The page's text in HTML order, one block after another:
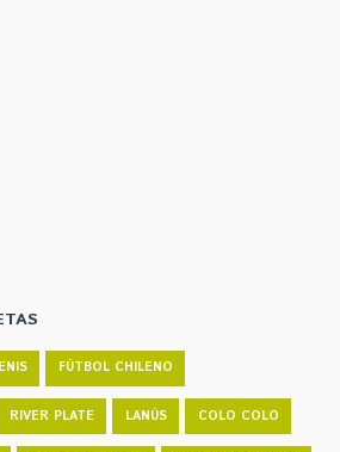
FÚTBOL CHILENO
RIVER PLATE LANÚS COLO COLO